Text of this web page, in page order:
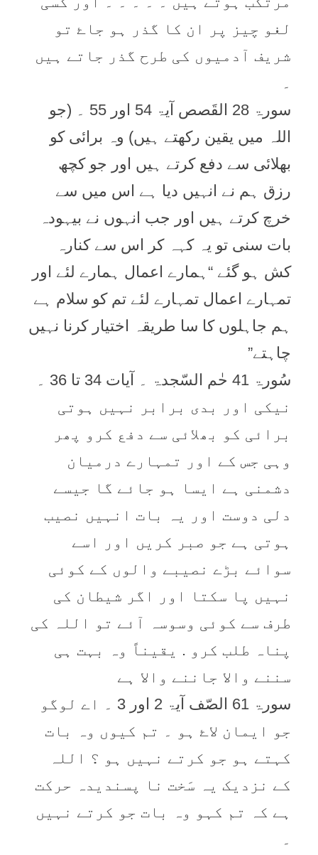
لغو چیز پر ان کا گذر ہو جاۓ تو
شریف آدمیوں کی طرح گذر جاتے ہيں
۔
سورۃ 28 القَصص آیۃ 54 اور 55 ۔ (جو
اللہ میں یقین رکھتے ہیں) وہ برائی کو
بھلائی سے دفع کرتے ہیں اور جو کچھ
رزق ہم نے انہیں دیا ہے اس میں سے
خرچ کرتے ہیں اور جب انہوں نے بیہودہ
بات سنی تو یہ کہہ کر اس سے کنارہ
کش ہو گئے “ہمارے اعمال ہمارے لئے اور
تمہارے اعمال تمہارے لئے تم کو سلام ہے
ہم جاہلوں کا سا طریقہ اختیار کرنا نہیں
چاہتے”
سُورۃ 41 حٰم السّجدۃ ۔ آیات 34 تا 36 ۔
نیکی اور بدی برابر نہیں ہوتی
برائی کو بھلائی سے دفع کرو پھر
وہی جس کے اور تمہارے درمیان
دشمنی ہے ایسا ہو جائے گا جیسے
دلی دوست اور یہ بات انہیں نصیب
ہوتی ہے جو صبر کریں اور اسے
سوائے بڑے نصیبے والوں کے کوئی
نہیں پا سکتا اور اگر شیطان کی
طرف سے کوئی وسوسہ آئے تو اللہ کی
پناہ طلب کرو . یقیناً وہ بہت ہی
سننے والا جاننے والا ہے
سورۃ 61 الصّف آیۃ 2 اور 3 ۔ اے لوگو
جو ایمان لاۓ ہو ۔ تم کیوں وہ بات
کہتے ہو جو کرتے نہیں ہو ؟ اللہ
کے نزدیک یہ سَخت نا پسندیدہ حرکت
ہے کہ تم کہو وہ بات جو کرتے نہیں
۔